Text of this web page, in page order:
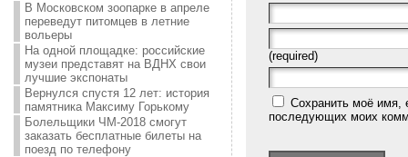
В Московском зоопарке в апреле
переведут питомцев в летние
вольеры
На одной площадке: российские
музеи представят на ВДНХ свои
лучшие экспонаты
Вернулся спустя 12 лет: история
памятника Максиму Горькому
Болельщики ЧМ-2018 смогут
заказать бесплатные билеты на
поезд по телефону
(required)
Сохранить моё имя,
последующих моих